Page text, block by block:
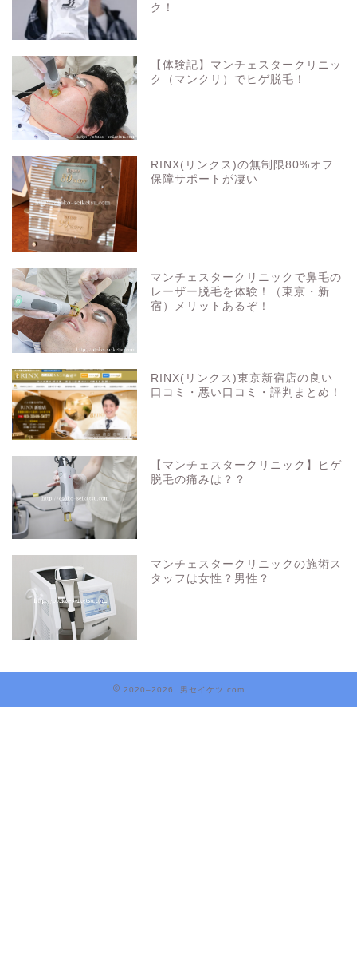
ク！
【体験記】マンチェスタークリニッ
ク（マンクリ）でヒゲ脱毛！
RINX(リンクス)の無制限80%オフ
保障サポートが凄い
マンチェスタークリニックで鼻毛の
レーザー脱毛を体験！（東京・新
宿）メリットあるぞ！
RINX(リンクス)東京新宿店の良い
口コミ・悪い口コミ・評判まとめ！
【マンチェスタークリニック】ヒゲ
脱毛の痛みは？？
マンチェスタークリニックの施術ス
タッフは女性？男性？
2020–2026 男セイケツ.com